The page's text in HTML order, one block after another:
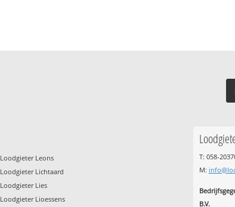
Loodgieter Leons
Loodgieter Lichtaard
Loodgieter Lies
Loodgieter Lioessens
T: 058-
M:
B.V.